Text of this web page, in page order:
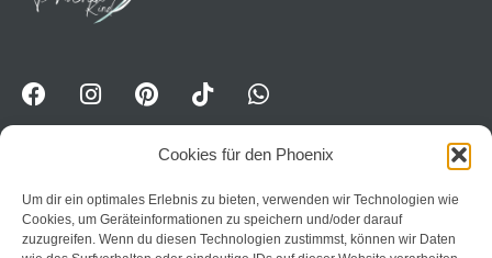
Cookies für den Phoenix
Um dir ein optimales Erlebnis zu bieten, verwenden wir Technologien wie
Cookies, um Geräteinformationen zu speichern und/oder darauf
zuzugreifen. Wenn du diesen Technologien zustimmst, können wir Daten
WhatsApp-Kanal für Erwavhsene: Jetzt Impulse
erhalten:
Trete dem Kanal PhoenixPower bei